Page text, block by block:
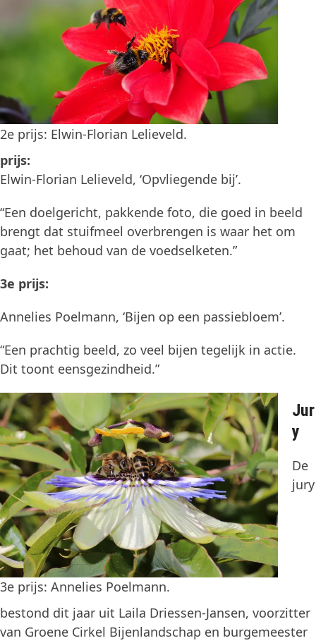
2e prijs: Elwin-Florian Lelieveld.
prijs:
Elwin-Florian Lelieveld, ‘Opvliegende bij’.
“Een doelgericht, pakkende foto, die goed in beeld
brengt dat stuifmeel overbrengen is waar het om
gaat; het behoud van de voedselketen.”
3e prijs:
Annelies Poelmann, ‘Bijen op een passiebloem’.
“Een prachtig beeld, zo veel bijen tegelijk in actie.
Dit toont eensgezindheid.”
3e prijs: Annelies Poelmann.
Jur
y
De
jury
bestond dit jaar uit Laila Driessen-Jansen, voorzitter
van Groene Cirkel Bijenlandschap en burgemeester